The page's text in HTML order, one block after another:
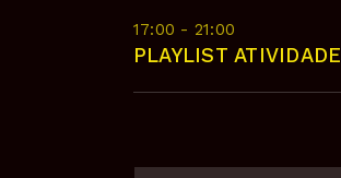
17:00 - 21:00
PLAYLIST ATIVIDADE